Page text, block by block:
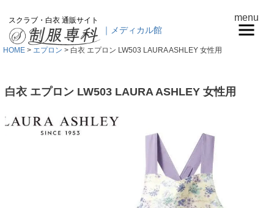
スクラブ・白衣 通販サイト
｜メディカル館
menu
HOME エプロン 白衣 エプロン LW503 LAURA ASHLEY 女性用
白衣 エプロン LW503 LAURA ASHLEY 女性用